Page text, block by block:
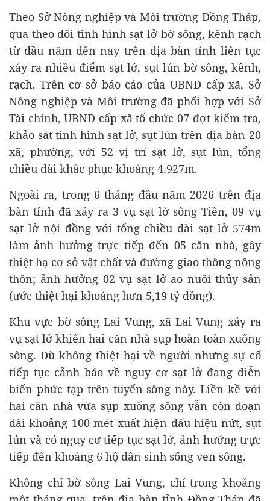
Theo Sở Nông nghiệp và Môi trường Đồng Tháp,
qua theo dõi tình hình sạt lở bờ sông, kênh rạch
từ đầu năm đến nay trên địa bàn tỉnh liên tục
xảy ra nhiều điểm sạt lở, sụt lún bờ sông, kênh,
rạch. Trên cơ sở báo cáo của UBND cấp xã, Sở
Nông nghiệp và Môi trường đã phối hợp với Sở
Tài chính, UBND cấp xã tổ chức 07 đợt kiểm tra,
khảo sát tình hình sạt lở, sụt lún trên địa bàn 20
xã, phường, với 52 vị trí sạt lở, sụt lún, tổng
chiều dài khắc phục khoảng 4.927m.
Ngoài ra, trong 6 tháng đầu năm 2026 trên địa
bàn tỉnh đã xảy ra 3 vụ sạt lở sông Tiền, 09 vụ
sạt lở nội đồng với tổng chiều dài sạt lở 574m
làm ảnh hưởng trực tiếp đến 05 căn nhà, gây
thiệt hạ cơ sở vật chất và đường giao thông nông
thôn; ảnh hưởng 02 vụ sạt lở ao nuôi thủy sản
(ước thiệt hại khoảng hơn 5,19 tỷ đồng).
Khu vực bờ sông Lai Vung, xã Lai Vung xảy ra
vụ sạt lở khiến hai căn nhà sụp hoàn toàn xuống
sông. Dù không thiệt hại về người nhưng sự cố
tiếp tục cảnh báo về nguy cơ sạt lở đang diễn
biến phức tạp trên tuyến sông này. Liền kề với
hai căn nhà vừa sụp xuống sông vẫn còn đoạn
dài khoảng 100 mét xuất hiện dấu hiệu nứt, sụt
lún và có nguy cơ tiếp tục sạt lở, ảnh hưởng trực
tiếp đến khoảng 6 hộ dân sinh sống ven sông.
Không chỉ bờ sông Lai Vung, chỉ trong khoảng